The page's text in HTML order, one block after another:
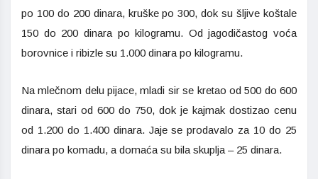
po 100 do 200 dinara, kruške po 300, dok su šljive koštale
150 do 200 dinara po kilogramu. Od jagodičastog voća
borovnice i ribizle su 1.000 dinara po kilogramu.
Na mlečnom delu pijace, mladi sir se kretao od 500 do 600
dinara, stari od 600 do 750, dok je kajmak dostizao cenu
od 1.200 do 1.400 dinara. Jaje se prodavalo za 10 do 25
dinara po komadu, a domaća su bila skuplja – 25 dinara.